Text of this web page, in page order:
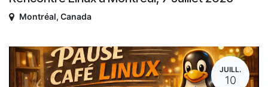
Montréal, Canada
JUILL.
10